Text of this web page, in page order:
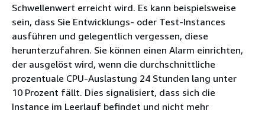
Schwellenwert erreicht wird. Es kann beispielsweise
sein, dass Sie Entwicklungs- oder Test-Instances
ausführen und gelegentlich vergessen, diese
herunterzufahren. Sie können einen Alarm einrichten,
der ausgelöst wird, wenn die durchschnittliche
prozentuale CPU-Auslastung 24 Stunden lang unter
10 Prozent fällt. Dies signalisiert, dass sich die
Instance im Leerlauf befindet und nicht mehr